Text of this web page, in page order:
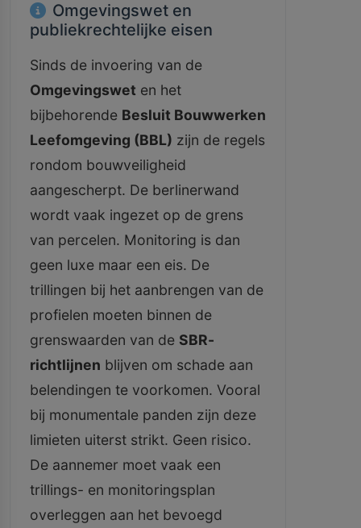
Omgevingswet en
publiekrechtelijke eisen
Sinds de invoering van de
Omgevingswet en het
bijbehorende Besluit Bouwwerken
Leefomgeving (BBL) zijn de regels
rondom bouwveiligheid
aangescherpt. De berlinerwand
wordt vaak ingezet op de grens
van percelen. Monitoring is dan
geen luxe maar een eis. De
trillingen bij het aanbrengen van de
profielen moeten binnen de
grenswaarden van de SBR-
richtlijnen blijven om schade aan
belendingen te voorkomen. Vooral
bij monumentale panden zijn deze
limieten uiterst strikt. Geen risico.
De aannemer moet vaak een
trillings- en monitoringsplan
overleggen aan het bevoegd